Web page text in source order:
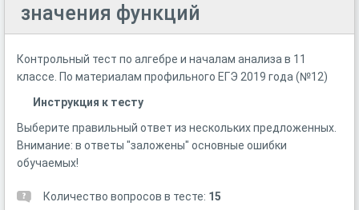
значения функций
Контрольный тест по алгебре и началам анализа в 11
классе. По материалам профильного ЕГЭ 2019 года (№12)
Инструкция к тесту
Выберите правильный ответ из нескольких предложенных.
Внимание: в ответы "заложены" основные ошибки
обучаемых!
Количество вопросов в тесте: 15